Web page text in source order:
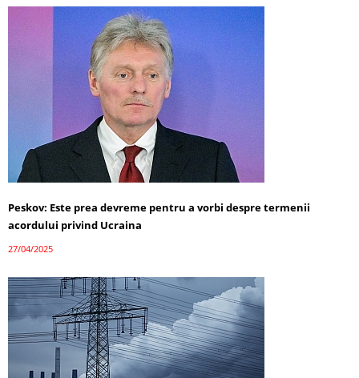
Peskov: Este prea devreme pentru a vorbi despre termenii
acordului privind Ucraina
27/04/2025